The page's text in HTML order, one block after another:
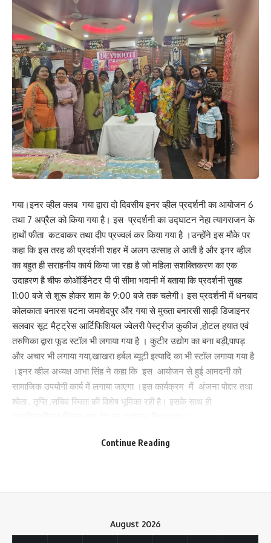
कार्यक्रम के दौरान जिला कार्यक्रम पदाधिकारी, बाल कल्याण विभाग, दरभंगा से
श्रीमती रश्मि वर्मा ने छात्राओं एवं उपस्थित श्रोताओं को मतदान के मूल्यों के
प्रति कर्त्तव्यों का बोध कराया तथा अपनी स्वरचित पंक्तियों के माध्यम से मतदान
करने हेतु प्रेरित किया तथा सदर सीडीपीओ श्रीमती निभा कुमारी ने युवा
मतदाताओं विशेषकर महिलाओं को इस अभियान में बढ़-चढ़कर भाग लेने हेतु प्रेरित
किया।
मंच का संचालन फाईनल ईयर की छात्रा सुश्री भाव्या कुमारी एवं स्वेता ने किया
तथा धन्यवाद ज्ञापण संस्थान की एनएसएस समन्यवक डा0 रश्मि कुमारी ने किया।
इस दौरान संस्थान के सभी कर्मी उपस्थित रहे।
237
What do you think?
Love
1
Sad
0
Happy
0
Sleepy
0
Angry
0
Dead
0
Wink
0
Leave a review
गया।इनर व्हील क्लब गया द्वारा दो दिवसीय इनर व्हील प्रदर्शनी का आयोजन 6
तथा 7 अप्रैल को किया गया है। इस प्रदर्शनी का उद्घाटन नेहा त्यागराजन के
हाथों फीता कटवाकर तथा दीप प्रज्वलं कर किया गया है ।उन्होंने इस मौके पर
कहा कि इस तरह की प्रदर्शनी शहर में अलग उत्साह ले आती है और इनर व्हील
का बहुत ही सराहनीय कार्य किया जा रहा है जो महिला सशक्तिकरण का एक
उदाहरण है चीफ कोऑर्डिनेटर पी पी सीमा भदानी में बताया कि प्रदर्शनी सुबह
11:00 बजे से शुरू होकर शाम के 9:00 बजे तक चलेगी। इस प्रदर्शनी में धनबाद
कोलकाता बनारस पटना जमशेदपुर और गया से मुख्ता बनारसी साड़ी डिजाइनर
सलवार सूट मैट्ट्रेस आर्टिफिशियल ज्वेलरी पेस्ट्रीज कुकीज ,होटल हयात एवं
तरुणिका द्वारा फूड स्टॉल भी लगाया गया है । कुटीर उद्योग का बना बड़ी,पापड़
और अचार भी लगाया गया,खाखरा हर्बल ब्यूटी इत्यादि का भी स्टॉल लगाया गया है
।इनर व्हील अध्यक्ष आभा सिंह ने कहा कि इस आयोजन से हुई आमदनी को
सामाजिक उपयोगी कार्य में लगाया जाएगा ।इस कार्यक्रम में अंजना पोद्दार तथा
श्वेता , तृप्ति ,सचिव स्मिता की विशेष भूमिका रही है। इसके साथ ही
Continue Reading
August 2026